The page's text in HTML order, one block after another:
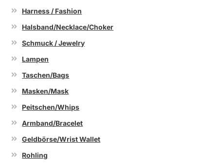
Harness / Fashion
Halsband/Necklace/Choker
Schmuck / Jewelry
Lampen
Taschen/Bags
Masken/Mask
Peitschen/Whips
Armband/Bracelet
Geldbörse/Wrist Wallet
Rohling